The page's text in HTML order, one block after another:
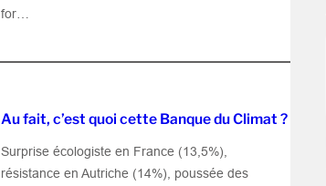
for…
Au fait, c’est quoi cette Banque du Climat ?
Surprise écologiste en France (13,5%),
résistance en Autriche (14%), poussée des